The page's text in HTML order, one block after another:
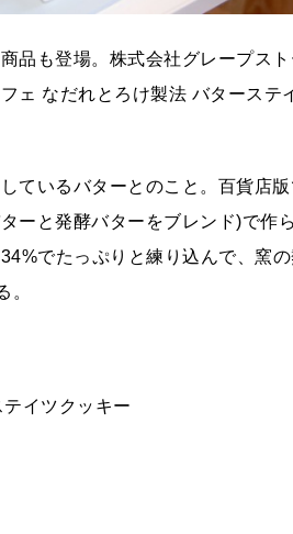
品も登場。株式会社グレープス
ェ なだれとろけ製法 バターステ
ているバターとのこと。百貨店
ーと発酵バターをブレンド)で作
でたっぷりと練り込んで、窯
。
イツクッキー